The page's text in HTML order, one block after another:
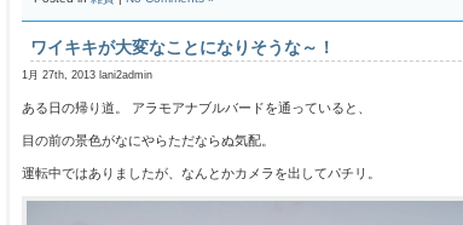
ワイキキが大変なことになりそうな～！
1月 27th, 2013 lani2admin
ある日の帰り道。 アラモアナブルバードを通っていると、
目の前の景色がなにやらただならぬ気配。
運転中ではありましたが、なんとかカメラを出してパチリ。